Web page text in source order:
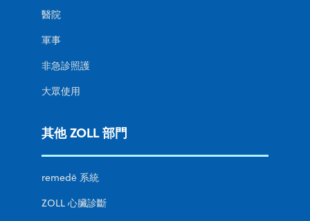
醫院
軍事
非急診照護
大眾使用
其他 ZOLL 部門
remedē 系統
ZOLL 心臟診斷